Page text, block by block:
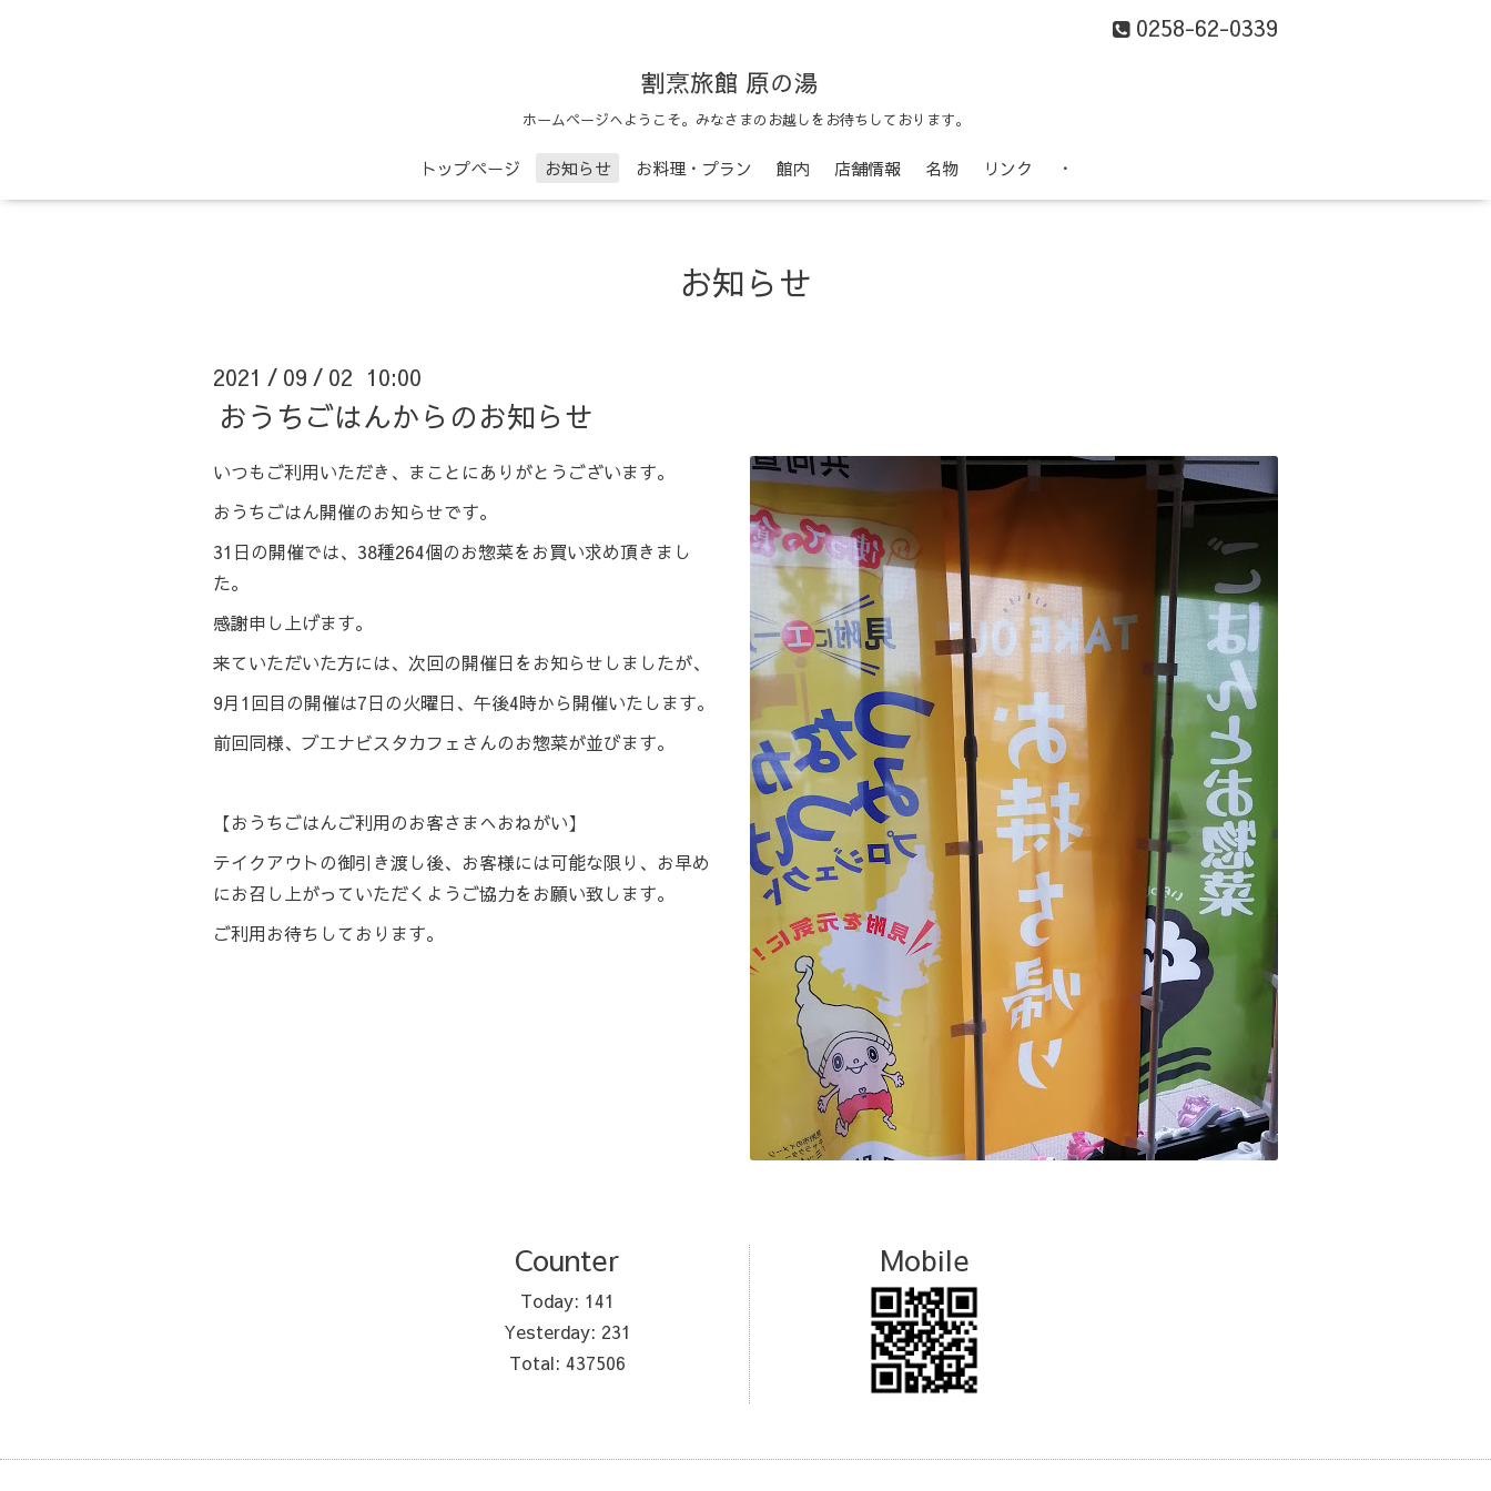
0258-62-0339
割烹旅館 原の湯
ホームページへようこそ。みなさまのお越しをお待ちしております。
トップページ お知らせ お料理・プラン 館内 店舗情報 名物 リンク ・
お知らせ
2021 / 09 / 02 10:00
おうちごはんからのお知らせ
いつもご利用いただき、まことにありがとうございます。
おうちごはん開催のお知らせです。
31日の開催では、38種264個のお惣菜をお買い求め頂きまし
た。
感謝申し上げます。
来ていただいた方には、次回の開催日をお知らせしましたが、
9月1回目の開催は7日の火曜日、午後4時から開催いたします。
前回同様、ブエナビスタカフェさんのお惣菜が並びます。
【おうちごはんご利用のお客さまへおねがい】
テイクアウトの御引き渡し後、お客様には可能な限り、お早め
にお召し上がっていただくようご協力をお願い致します。
ご利用お待ちしております。
Counter
Today: 141
Yesterday: 231
Total: 437506
Mobile